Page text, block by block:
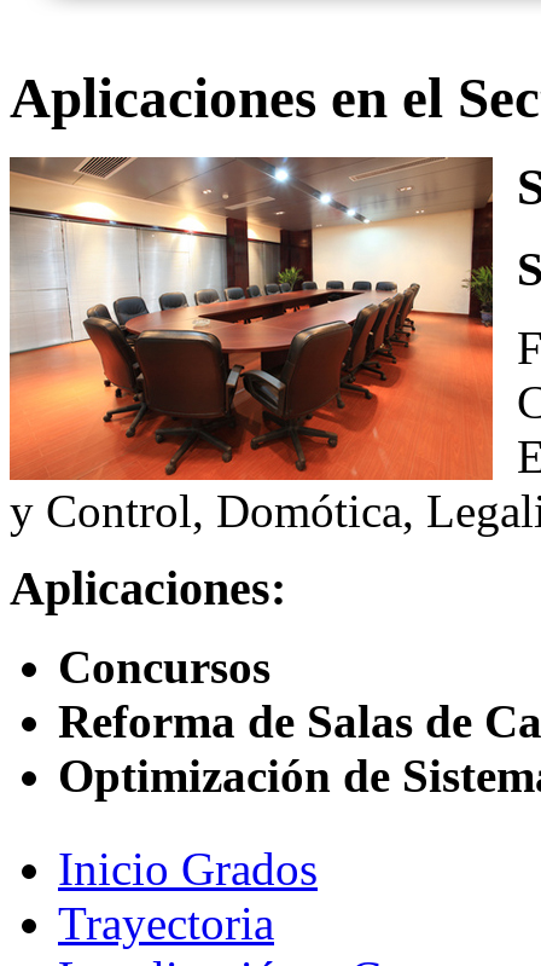
Aplicaciones en el
y Control, Domótica,
Aplicaciones:
Concursos
Reforma de Salas de
Optimización de
Inicio Grados
Trayectoria